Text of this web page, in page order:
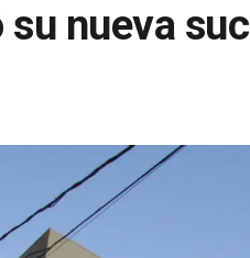
su nueva